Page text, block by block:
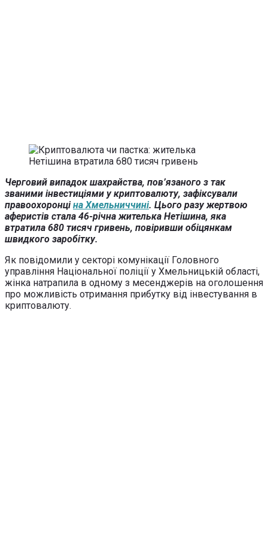
Черговий випадок шахрайства, пов’язаного з так
званими інвестиціями у криптовалюту, зафіксували
правоохоронціна Хмельниччині. Цього разу жертвою
аферистів стала 46-річна жителька Нетішина, яка
втратила 680 тисяч гривень, повіривши обіцянкам
швидкого заробітку.
Як повідомили у секторі комунікації Головного
управління Національної поліції у Хмельницькій області,
жінка натрапила в одному з месенджерів на оголошення
про можливість отримання прибутку від інвестування в
криптовалюту.